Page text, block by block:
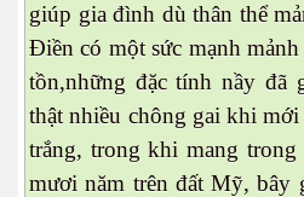
giúp gia đình dù thân thể
Điền có một sức mạnh
tồn,những đặc tính nầy
thật nhiều chông gai khi
trắng, trong khi mang
mươi năm trên đất Mỹ, bây